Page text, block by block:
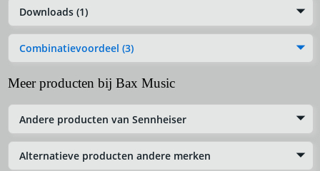
Downloads (1)
Combinatievoordeel (3)
Meer producten bij Bax Music
Andere producten van Sennheiser
Alternatieve producten andere merken